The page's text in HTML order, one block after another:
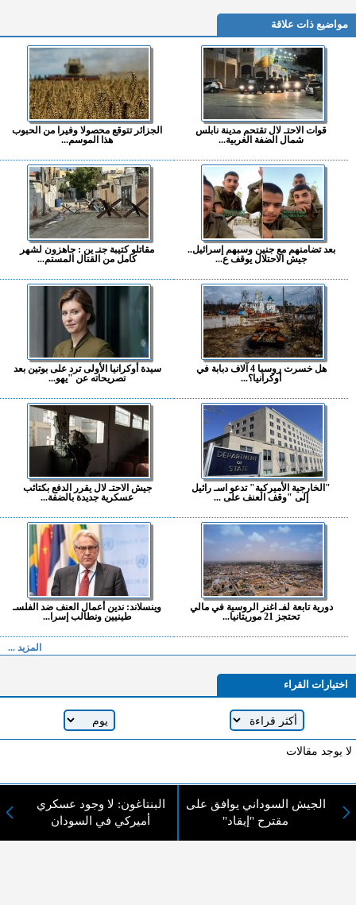
مواضيع ذات علاقة
قوات الاحتـ لال تقتحم مدينة نابلس
شمال الضفة الغربية...
الجزائر تتوقع محصولا وفيرا من الحبوب
هذا الموسم...
بعد تضامنهم مع جنين وسبهم إسرائيل..
جيش الاحتلال يوقف ع...
مقاتلو كتيبة جنـ ين : جاهزون لشهر
كامل من القتال المستم...
هل خسرت روسيا 4 آلاف دبابة في
أوكرانيا؟...
سيدة أوكرانيا الأولى ترد على بوتين بعد
تصريحاته عن "يهو...
"الخارجية الأميركية" تدعو اسـ رائيل
إلى "وقف العنف على ...
جيش الاحتـ لال يقرر الدفع بكتائب
عسكرية جديدة بالضفة...
دورية تابعة لفـ اغنر الروسية في مالي
تحتجز 21 موريتانيا...
وينسلاند: ندين أعمال العنف ضد الفلسـ
طينيين ونطالب إسرا...
المزيد ...
اختيارات القراء
لا يوجد مقالات
الجيش السوداني يوافق على
مقترح "إيقاد"
البنتاغون: لا وجود عسكري
أميركي في السودان
لا مانع من الإقتباس وإعادة النشر شريط ذكر المصدر ( المدينة نيوز ) - الآراء والتعليقات
المنشورة تعبر عن رأي أصحابها فقط